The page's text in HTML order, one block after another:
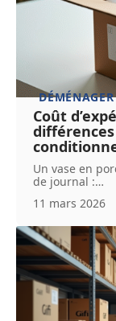
DÉMÉNAGER
Coût
Un vase en
de journal :…
11 mars 2026